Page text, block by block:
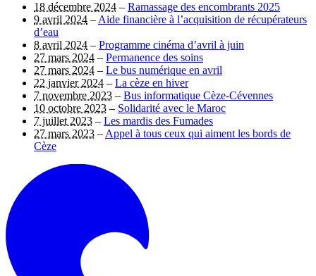
18 décembre 2024 – Ramassage des encombrants 2025
9 avril 2024 –Aide financière à l’acquisition de récupérateurs
d’eau
8 avril 2024 – Programme cinéma d’avril à juin
27 mars 2024 – Permanence des soins
27 mars 2024 – Le bus numérique en avril
22 janvier 2024 – La cèze en hiver
7 novembre 2023 – Bus informatique Cèze-Cévennes
10 octobre 2023 – Solidarité avec le Maroc
7 juillet 2023 – Les mardis des Fumades
27 mars 2023 –Appel à tous ceux qui aiment les bords de
Cèze